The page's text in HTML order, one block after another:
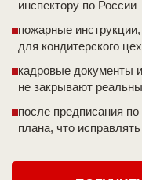
инспектору по России
пожарные
для кондитерского
кадровые документы
не закрывают
после предписания
плана, что